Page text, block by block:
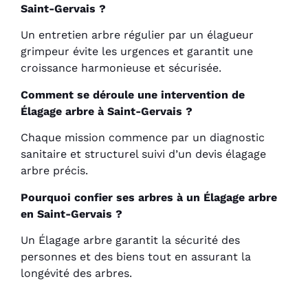
Saint-Gervais ?
Un entretien arbre régulier par un élagueur
grimpeur évite les urgences et garantit une
croissance harmonieuse et sécurisée.
Comment se déroule une intervention de
Élagage arbre à Saint-Gervais ?
Chaque mission commence par un diagnostic
sanitaire et structurel suivi d’un devis élagage
arbre précis.
Pourquoi confier ses arbres à un Élagage arbre
en Saint-Gervais ?
Un Élagage arbre garantit la sécurité des
personnes et des biens tout en assurant la
longévité des arbres.